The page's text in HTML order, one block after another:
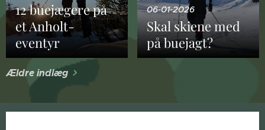
12 buejægere på
et Anholt-
eventyr
06-01-2026
Skal skiene med
på buejagt?
Ældre indlæg